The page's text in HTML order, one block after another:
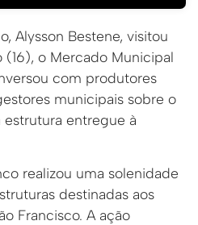
Alysson Bestene, visitou
(16), o Mercado Municipal
com produtores
municipais sobre o
entregue à
realizou uma solenidade
destinadas aos
Francisco. A ação